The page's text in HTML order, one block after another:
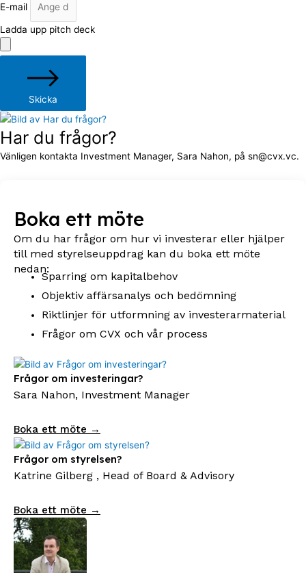
E-mail
Ladda upp pitch deck
Skicka
Har du frågor?
Vänligen kontakta Investment Manager, Sara Nahon, på sn@cvx.vc.
Boka ett möte
Om du har frågor om hur vi investerar eller hjälper
till med styrelseuppdrag kan du boka ett möte
nedan:
Sparring om kapitalbehov
Objektiv affärsanalys och bedömning
Riktlinjer för utformning av investerarmaterial
Frågor om CVX och vår process
Frågor om investeringar?
Sara Nahon, Investment Manager
Boka ett möte →
Frågor om styrelsen?
Katrine Gilberg , Head of Board & Advisory
Boka ett möte →